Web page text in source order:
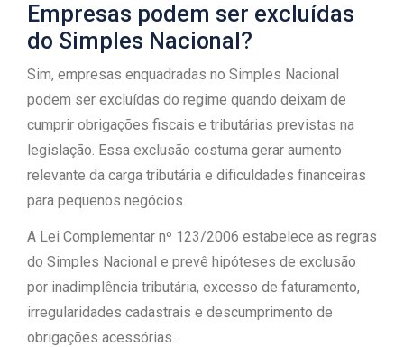
Empresas podem ser excluídas
do Simples Nacional?
Sim, empresas enquadradas no Simples Nacional
podem ser excluídas do regime quando deixam de
cumprir obrigações fiscais e tributárias previstas na
legislação. Essa exclusão costuma gerar aumento
relevante da carga tributária e dificuldades financeiras
para pequenos negócios.
A Lei Complementar nº 123/2006 estabelece as regras
do Simples Nacional e prevê hipóteses de exclusão
por inadimplência tributária, excesso de faturamento,
irregularidades cadastrais e descumprimento de
obrigações acessórias.